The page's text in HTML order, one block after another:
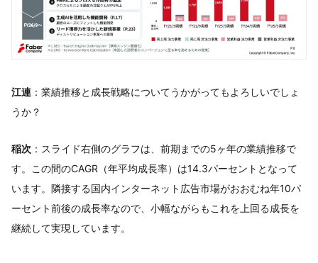
江連 ：業績推移と成長戦略についてうかがってもよろしいでしょ
うか？
稲次 ：スライド右側のグラフは、前期までの5ヶ年の業績推移で
す。この間のCAGR（年平均成長率）は14.3パーセントとなって
います。隣接する国内インターネット広告市場がおおむね年10パ
ーセント前後の成長率なので、小幅ながらもこれを上回る成長を
継続して実現しています。